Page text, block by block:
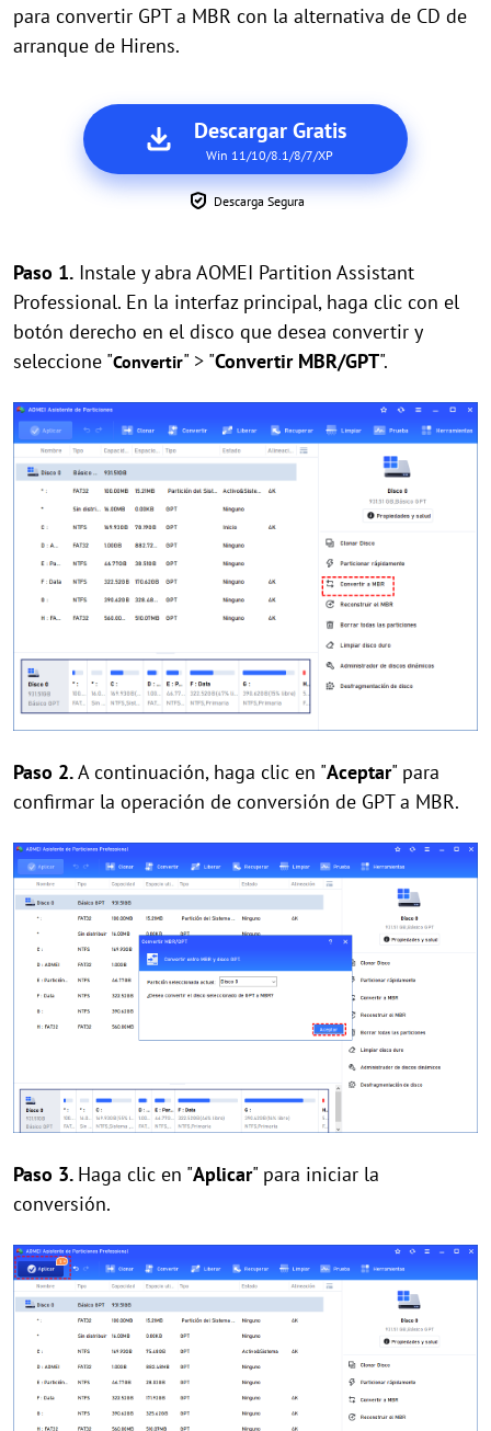
para convertir GPT a MBR con la alternativa de CD de
arranque de Hirens.
Descargar Gratis
Win 11/10/8.1/8/7/XP
Descarga Segura
Paso 1. Instale y abra AOMEI Partition Assistant
Professional. En la interfaz principal, haga clic con el
botón derecho en el disco que desea convertir y
seleccione "Convertir" > "Convertir MBR/GPT".
Paso 2.A continuación, haga clic en "Aceptar" para
confirmar la operación de conversión de GPT a MBR.
Paso 3. Haga clic en "Aplicar" para iniciar la
conversión.